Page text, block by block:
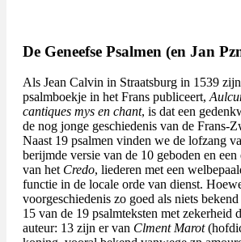
De Geneefse Psalmen (en Jan
Als Jean Calvin in Straatsburg in 1539
psalmboekje in het Frans publiceert,
cantiques mys en chant, is dat een
de nog jonge geschiedenis van de Frans-
Naast 19 psalmen vinden we de lofzang
berijmde versie van de 10 geboden en
van het Credo, liederen met een
functie in de locale orde van dienst.
voorgeschiedenis zo goed als niets
15 van de 19 psalmteksten met zekerheid
auteur: 13 zijn er van Clment Marot